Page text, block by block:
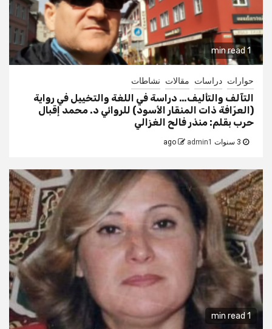
1 min read
حوارات دراسات مقالات نشاطات
التآلف والتأليف… دراسة في اللغة والتخييل في رواية
(العرّافة ذات المنقار الأسود) للروائي د. محمد إقبال
حرب بقلم: منذر فالح الغزالي
admin1
1 min read